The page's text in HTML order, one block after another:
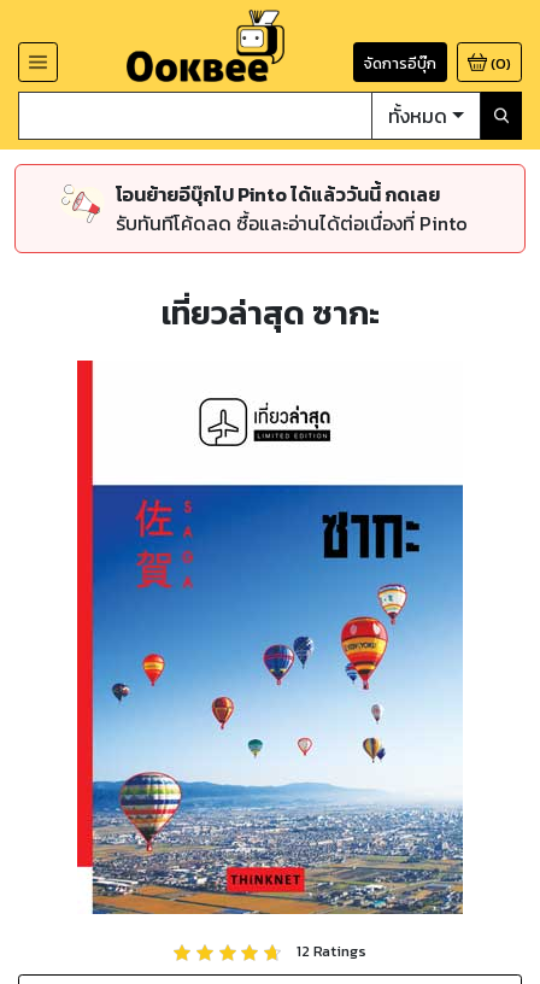
จัดการอีบุ๊ก (0)
ทั้งหมด
โอนย้ายอีบุ๊กไป Pinto ได้แล้ววันนี้ กดเลย
รับทันทีโค้ดลด ซื้อและอ่านได้ต่อเนื่องที่ Pinto
เที่ยวล่าสุด ซากะ
12Ratings